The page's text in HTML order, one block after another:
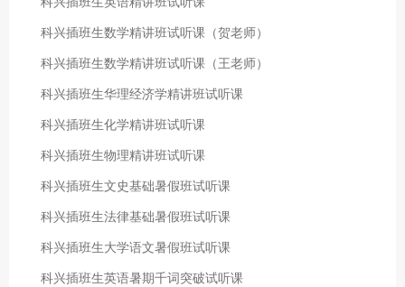
科兴插班生数学精讲班试听课（贺老师）
科兴插班生数学精讲班试听课（王老师）
科兴插班生华理经济学精讲班试听课
科兴插班生化学精讲班试听课
科兴插班生物理精讲班试听课
科兴插班生文史基础暑假班试听课
科兴插班生法律基础暑假班试听课
科兴插班生大学语文暑假班试听课
科兴插班生英语暑期千词突破试听课